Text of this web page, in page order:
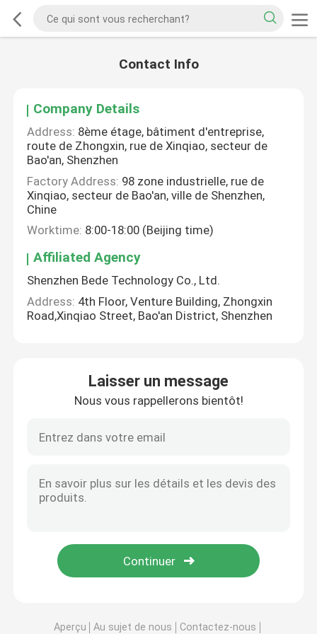
Contact Info
Company Details
Address: 8ème étage, bâtiment d'entreprise,
route de Zhongxin, rue de Xinqiao, secteur de
Bao'an, Shenzhen
Factory Address: 98 zone industrielle, rue de
Xinqiao, secteur de Bao'an, ville de Shenzhen,
Chine
Worktime: 8:00-18:00 (Beijing time)
Affiliated Agency
Shenzhen Bede Technology Co., Ltd.
Address: 4th Floor, Venture Building, Zhongxin
Road,Xinqiao Street, Bao'an District, Shenzhen
Laisser un message
Nous vous rappellerons bientôt!
Aperçu Au sujet de nous Contactez-nous